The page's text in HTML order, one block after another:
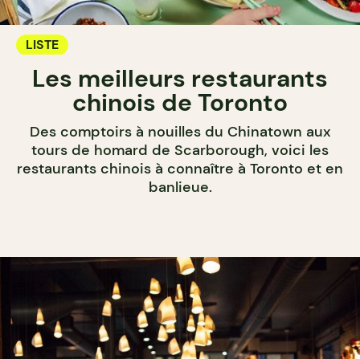
LISTE
Les meilleurs restaurants
chinois de Toronto
Des comptoirs à nouilles du Chinatown aux
tours de homard de Scarborough, voici les
restaurants chinois à connaître à Toronto et en
banlieue.